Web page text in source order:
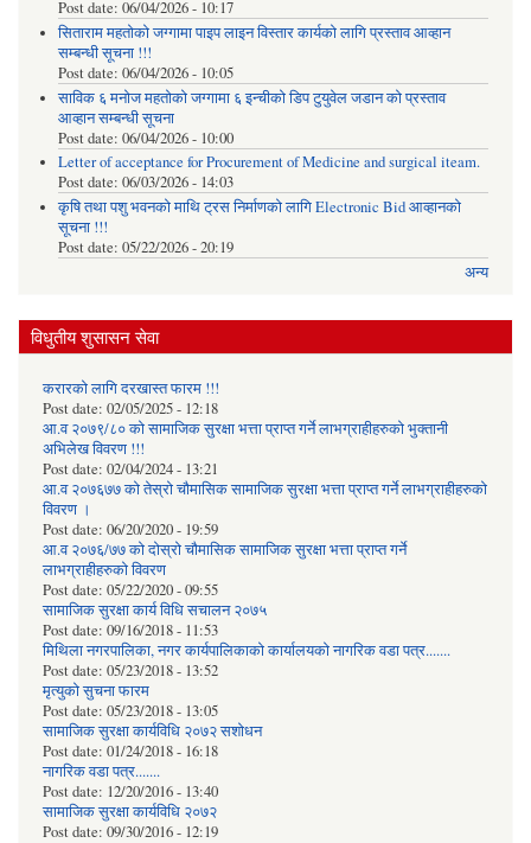
Post date: 06/04/2026 - 10:17
सिताराम महतोको जग्गामा पाइप लाइन विस्तार कार्यको लागि प्रस्ताव आव्हान
सम्बन्धी सूचना !!!
Post date: 06/04/2026 - 10:05
साविक ६ मनोज महतोको जग्गामा ६ इन्चीको डिप टुयुवेल जडान को प्रस्ताव
आव्हान सम्बन्धी सूचना
Post date: 06/04/2026 - 10:00
Letter of acceptance for Procurement of Medicine and surgical iteam.
Post date: 06/03/2026 - 14:03
कृषि तथा पशु भवनको माथि ट्रस निर्माणको लागि Electronic Bid आव्हानको
सूचना !!!
Post date: 05/22/2026 - 20:19
अन्य
विधुतीय शुसासन सेवा
करारको लागि दरखास्त फारम !!!
Post date: 02/05/2025 - 12:18
आ.व २०७९/८० को सामाजिक सुरक्षा भत्ता प्राप्त गर्ने लाभग्राहीहरुको भुक्तानी
अभिलेख विवरण !!!
Post date: 02/04/2024 - 13:21
आ.व २०७६७७ को तेस्रो चौमासिक सामाजिक सुरक्षा भत्ता प्राप्त गर्ने लाभग्राहीहरुको
विवरण ।
Post date: 06/20/2020 - 19:59
आ.व २०७६/७७ को दोस्रो चौमासिक सामाजिक सुरक्षा भत्ता प्राप्त गर्ने
लाभग्राहीहरुको विवरण
Post date: 05/22/2020 - 09:55
सामाजिक सुरक्षा कार्य विधि स‌चालन २०७५
Post date: 09/16/2018 - 11:53
मिथिला नगरपालिका, नगर कार्यपालिकाको कार्यालयकाे नागरिक वडा पत्र.......
Post date: 05/23/2018 - 13:52
मृत्युको सुचना फारम
Post date: 05/23/2018 - 13:05
सामाजिक सुरक्षा कार्यविधि २०७२ स‌शाेधन
Post date: 01/24/2018 - 16:18
नागरिक वडा पत्र.......
Post date: 12/20/2016 - 13:40
सामाजिक सुरक्षा कार्यविधि २०७२
Post date: 09/30/2016 - 12:19